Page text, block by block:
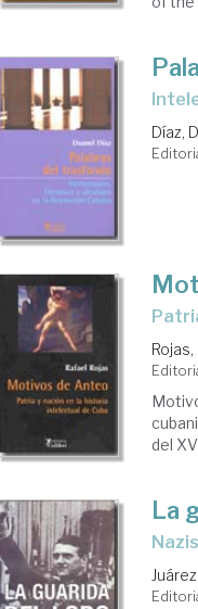
Díaz,
del
La